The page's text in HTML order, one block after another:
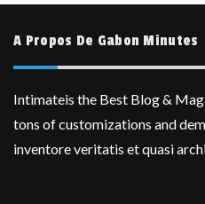
A Propos De Gabon Minutes
Intimateis the Best Blog &
tons of customizations and
inventore veritatis et quasi